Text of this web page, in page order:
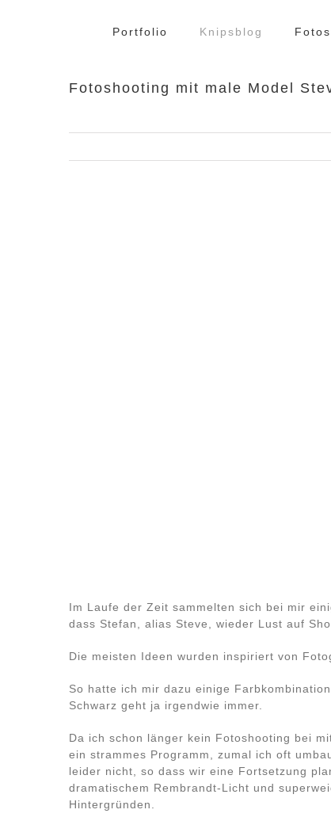
Portfolio Knipsblog
Fotoshooting mit male Model
Im Laufe der Zeit sammelten sich bei mir
dass Stefan, alias Steve, wieder Lust auf
Die meisten Ideen wurden inspiriert von
So hatte ich mir dazu einige
Schwarz geht ja irgendwie immer.
Da ich schon länger kein Fotoshooting bei
ein strammes Programm, zumal ich oft
leider nicht, so dass wir eine Fortsetzung
dramatischem Rembrandt-Licht und
Hintergründen.